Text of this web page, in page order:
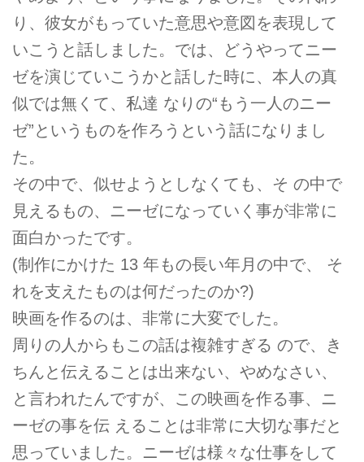
り、彼女がもっていた意思や意図を表現して
いこうと話しました。では、どうやってニー
ゼを演じていこうかと話した時に、本人の真
似では無くて、私達 なりの“もう一人のニー
ゼ”というものを作ろうという話になりまし
た。
その中で、似せようとしなくても、そ の中で
見えるもの、ニーゼになっていく事が非常に
面白かったです。
(制作にかけた 13 年もの長い年月の中で、 そ
れを支えたものは何だったのか?)
映画を作るのは、非常に大変でした。
周りの人からもこの話は複雑すぎる ので、き
ちんと伝えることは出来ない、やめなさい、
と言われたんですが、この映画を作る事、ニ
ーゼの事を伝 えることは非常に大切な事だと
思っていました。ニーゼは様々な仕事をして